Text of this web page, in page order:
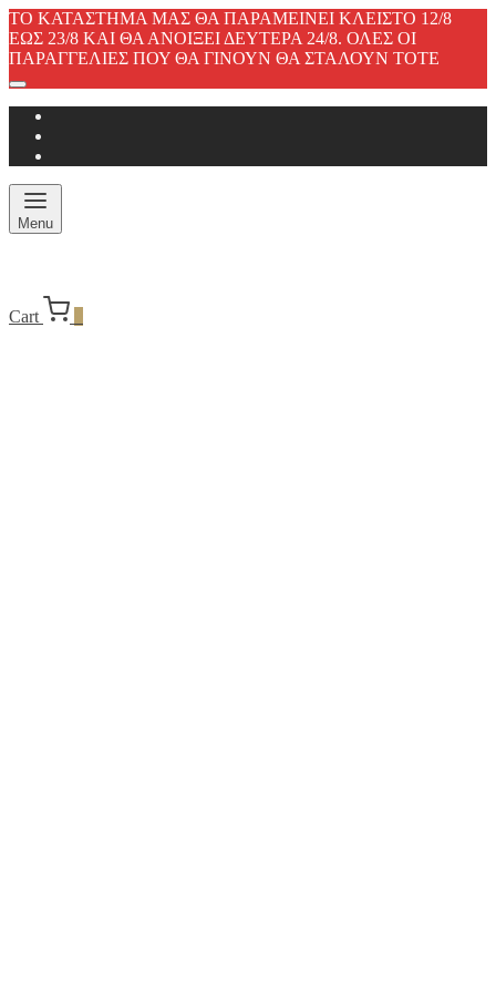
ΤΟ ΚΑΤΑΣΤΗΜΑ ΜΑΣ ΘΑ ΠΑΡΑΜΕΙΝΕΙ ΚΛΕΙΣΤΟ 12/8
ΕΩΣ 23/8 ΚΑΙ ΘΑ ΑΝΟΙΞΕΙ ΔΕΥΤΕΡΑ 24/8. ΟΛΕΣ ΟΙ
ΠΑΡΑΓΓΕΛΙΕΣ ΠΟΥ ΘΑ ΓΙΝΟΥΝ ΘΑ ΣΤΑΛΟΥΝ ΤΟΤΕ
Menu
Cart